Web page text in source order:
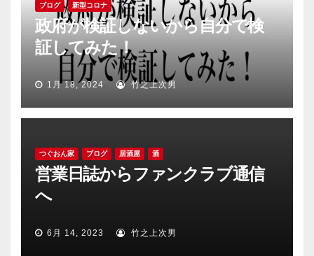
ブログ 新型コロナ
政府が検証しないから自分で検
証してみた！
1月 18, 2024 竹之上次男
つぐおん家 ブログ 居酒屋 酒
営業日誌からファンクラブ通信
へ
6月 14, 2023 竹之上次男